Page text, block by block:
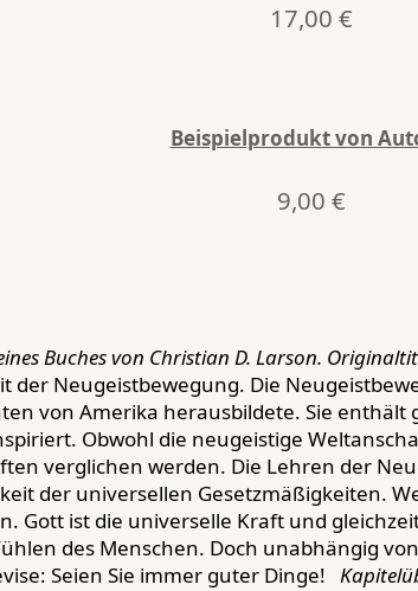
17,00 €
Beispielprodukt von
9,00 €
Buches von Christian D. Larson.
der Neugeistbewegung. Die
von Amerika herausbildete. Sie
Obwohl die neugeistige
verglichen werden. Die Lehren der
der universellen Gesetzmäßigkeiten.
Gott ist die universelle Kraft und
des Menschen. Doch unabhängig
Seien Sie immer guter Dinge!